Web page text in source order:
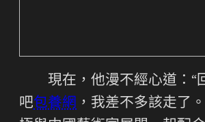
現在，他漫不經心道：“
吧包養網 ，我差不多該走了